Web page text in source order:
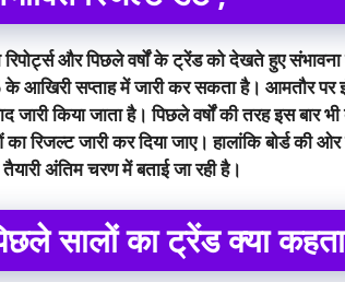
रिपोर्ट्स और पिछले वर्षों के ट्रेंड को देखते हुए
आखिरी सप्ताह में जारी कर सकता है। आमतौर
जारी किया जाता है। पिछले वर्षों की तरह इस बार
का रिजल्ट जारी कर दिया जाए। हालांकि बोर्ड की
अंतिम चरण में बताई जा रही है।
सालों का ट्रेंड क्या